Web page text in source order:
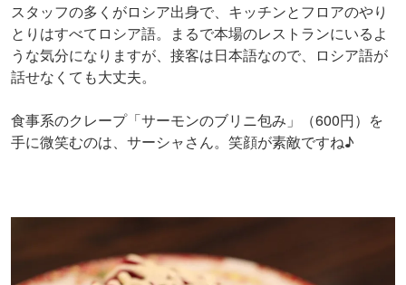
スタッフの多くがロシア出身で、キッチンとフロアのやり
とりはすべてロシア語。まるで本場のレストランにいるよ
うな気分になりますが、接客は日本語なので、ロシア語が
話せなくても大丈夫。
食事系のクレープ「サーモンのブリニ包み」（600円）を
手に微笑むのは、サーシャさん。笑顔が素敵ですね♪